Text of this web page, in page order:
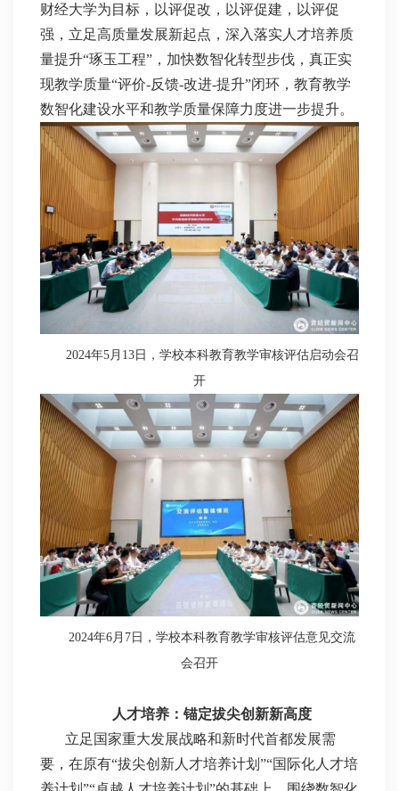
财经大学为目标，以评促改，以评促建，以评促
强，立足高质量发展新起点，深入落实人才培养质
量提升“琢玉工程”，加快数智化转型步伐，真正实
现教学质量“评价-反馈-改进-提升”闭环，教育教学
数智化建设水平和教学质量保障力度进一步提升。
2024年5月13日，学校本科教育教学审核评估启动会召
开
2024年6月7日，学校本科教育教学审核评估意见交流
会召开
人才培养：锚定拔尖创新新高度
立足国家重大发展战略和新时代首都发展需
要，在原有“拔尖创新人才培养计划”“国际化人才培